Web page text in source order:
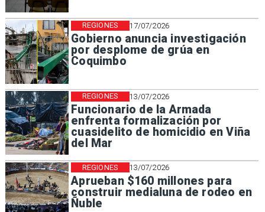
17/07/2026
Gobierno anuncia investigación
por desplome de grúa en
Coquimbo
REGIONES
13/07/2026
Funcionario de la Armada
enfrenta formalización por
cuasidelito de homicidio en Viña
del Mar
REGIONES
13/07/2026
Aprueban $160 millones para
construir medialuna de rodeo en
Ñuble
REGIONES